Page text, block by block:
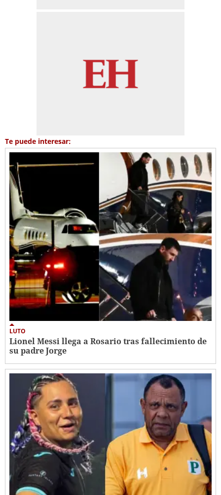
Te puede interesar:
LUTO
Lionel Messi llega a Rosario tras fallecimiento de
su padre Jorge